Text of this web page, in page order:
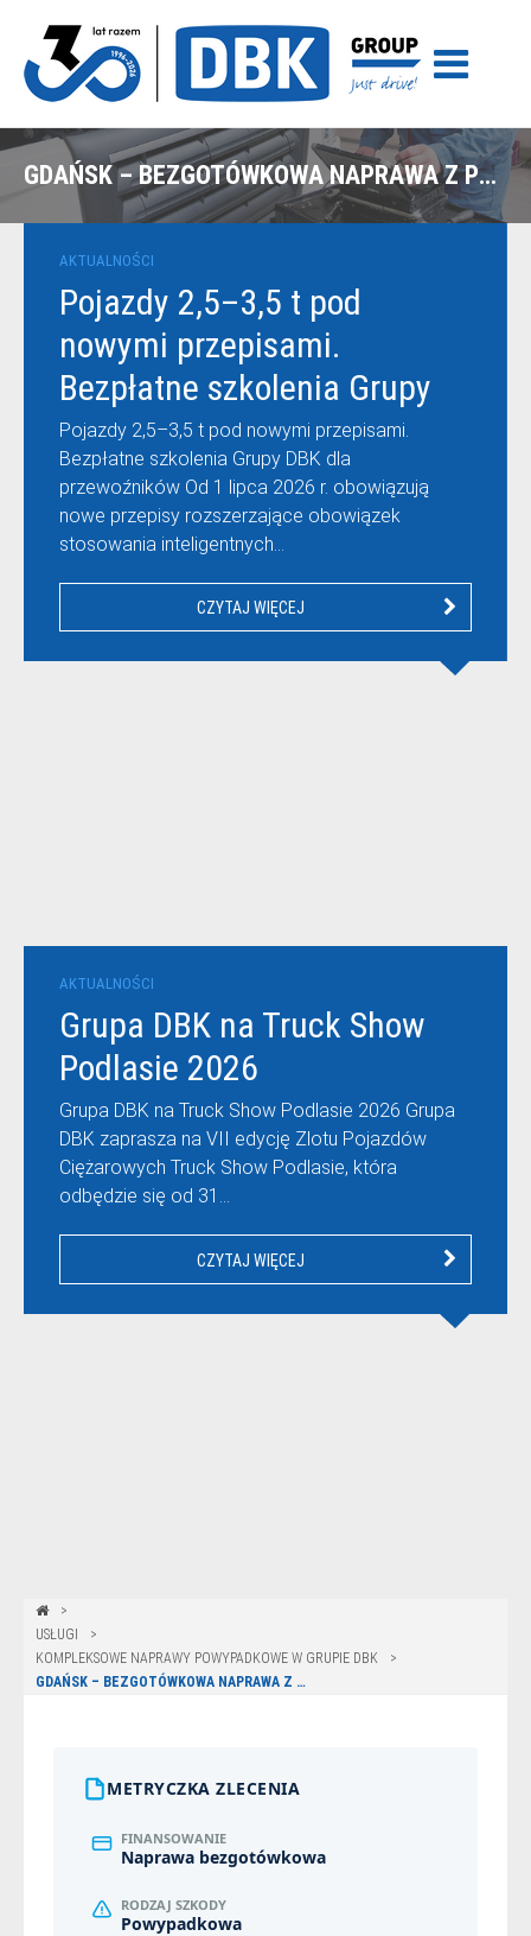
GDAŃSK – BEZGOTÓWKOWA NAPRAWA Z POLISY PZU – IVECO DAILY
AKTUALNOŚCI
Pojazdy 2,5–3,5 t pod
nowymi przepisami.
Bezpłatne szkolenia Grupy
DBK dla przewoźników
Pojazdy 2,5–3,5 t pod nowymi przepisami.
Bezpłatne szkolenia Grupy DBK dla
przewoźników Od 1 lipca 2026 r. obowiązują
nowe przepisy rozszerzające obowiązek
stosowania inteligentnych…
CZYTAJ WIĘCEJ
AKTUALNOŚCI
Grupa DBK na Truck Show
Podlasie 2026
Grupa DBK na Truck Show Podlasie 2026 Grupa
DBK zaprasza na VII edycję Zlotu Pojazdów
Ciężarowych Truck Show Podlasie, która
odbędzie się od 31…
CZYTAJ WIĘCEJ
USŁUGI
KOMPLEKSOWE NAPRAWY POWYPADKOWE W GRUPIE DBK
GDAŃSK – BEZGOTÓWKOWA NAPRAWA Z POLISY PZU – IVECO DAILY
METRYCZKA ZLECENIA
FINANSOWANIE
Naprawa bezgotówkowa
RODZAJ SZKODY
Powypadkowa